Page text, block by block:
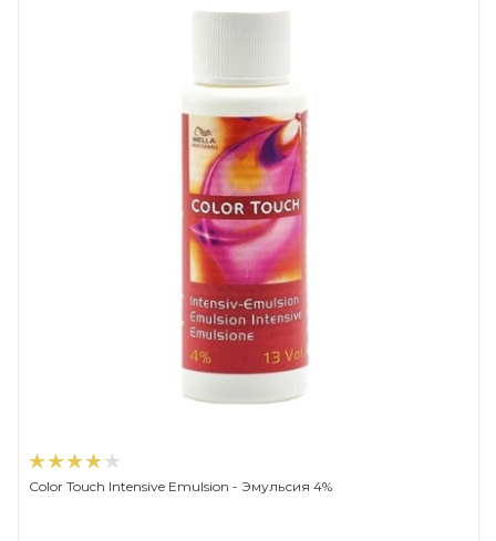
Color Touch Intensive Emulsion - Эмульсия 4%